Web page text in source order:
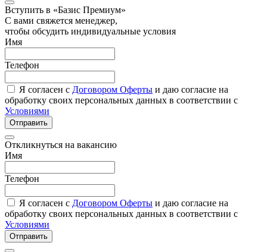
Вступить в «Базис Премиум»
С вами свяжется менеджер,
чтобы обсудить индивидуальные условия
Имя
Телефон
Я согласен с Договором Оферты и даю согласие на
обработку своих персональных данных в соответствии с
Условиями
Отправить
Откликнуться на вакансию
Имя
Телефон
Я согласен с Договором Оферты и даю согласие на
обработку своих персональных данных в соответствии с
Условиями
Отправить